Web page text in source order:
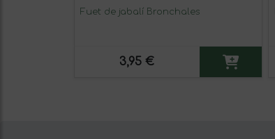
Fuet de jabalí Bronchales
3,95 €